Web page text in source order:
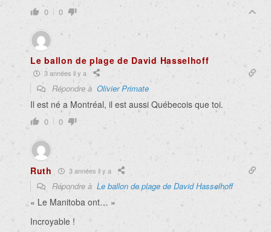
0 0
Le ballon de plage de David Hasselhoff
3 années il y a
Répondre à Olivier Primate
Il est né a Montréal, il est aussi Québecois que toi.
0 0
Ruth 3 années il y a
Répondre à Le ballon de plage de David Hasselhoff
« Le Manitoba ont… »
Incroyable !